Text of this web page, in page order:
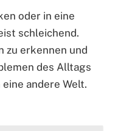
oder in eine
schleichend.
zu erkennen und
des Alltags
andere Welt.